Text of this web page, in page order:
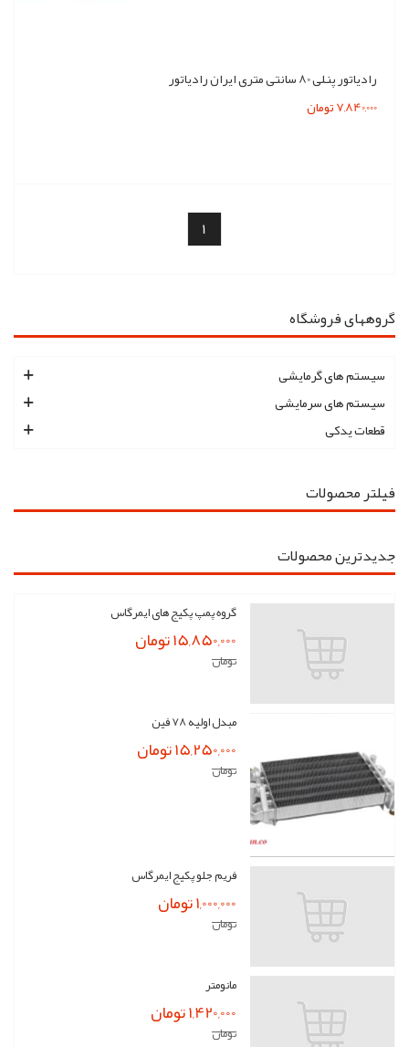
گروههای فروشگاه
سیستم های گرمایشی
سیستم های سرمایشی
قطعات یدکی
فیلتر محصولات
جدیدترین محصولات
گروه پمپ پکیج های ایمرگاس
15,850,000 تومان
تومان
مبدل اولیه 78 فین
15,250,000 تومان
تومان
فریم جلو پکیج ایمرگاس
1,000,000 تومان
تومان
مانومتر
1,420,000 تومان
تومان
رادیاتور پنلی 80 سانتی متری ایران رادیاتور
7,840,000 تومان
1